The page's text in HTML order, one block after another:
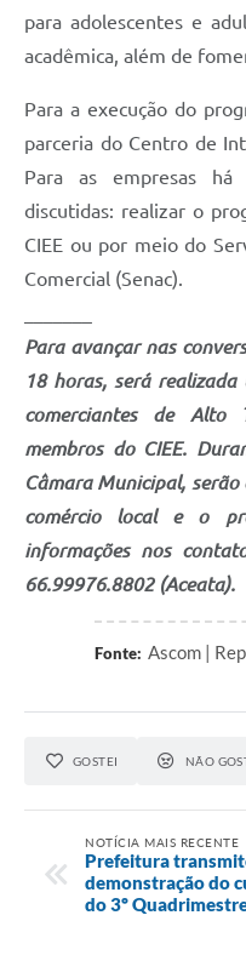
para adolescentes e
acadêmica, além de
Para a execução do
parceria do Centro de
Para as empresas há
discutidas: realizar o
CIEE ou por meio do
Comercial (Senac).
Para avançar nas
18 horas, será
comerciantes de Alto
membros do CIEE.
Câmara Municipal,
comércio local e o
informações nos
66.99976.8802 (Aceata).
Fonte: Ascom |
GOSTEI NÃO
NOTÍCIA MAIS RECENTE
Prefeitura
demonstração do
do 3º